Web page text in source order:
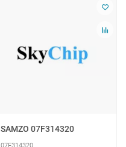
SAMZO 07F314320
07F314320